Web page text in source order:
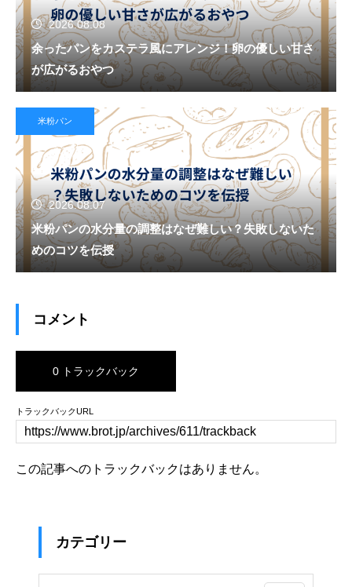
2026.08.08
余ったパンをカステラ風にアレンジ！卵の優しい甘さ
が広がるおやつ
米粉パン
2026.08.07
米粉パンの水分量の調整はなぜ難しい？失敗しないた
めのコツを伝授
コメント
0 トラックバック
トラックバックURL
この記事へのトラックバックはありません。
カテゴリー